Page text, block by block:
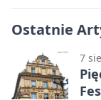
Ostatnie
7